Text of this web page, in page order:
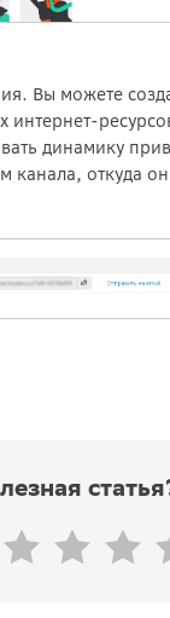
Вы можете
интернет-
динамику
канала, откуда